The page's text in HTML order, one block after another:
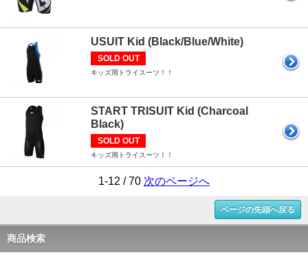
USUIT Kid (Black/Blue/White)
SOLD OUT
キッズ用トライスーツ！！
START TRISUIT Kid (Charcoal
Black)
SOLD OUT
キッズ用トライスーツ！！
1-12 / 70 次のページへ
ページの先頭へ戻る
商品検索